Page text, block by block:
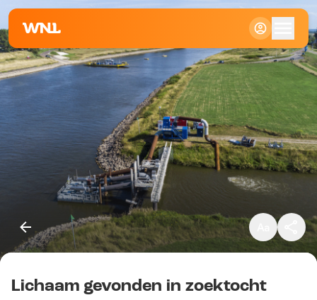
Klein
Standaard
Groot
Kopieer link
Lichaam gevonden in zoektocht